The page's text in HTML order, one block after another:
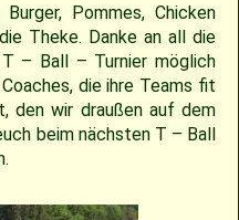
Pommes, Chicken
Theke. Danke an all die
– Ball – Turnier möglich
die ihre Teams fit
den wir draußen auf dem
beim nächsten T – Ball